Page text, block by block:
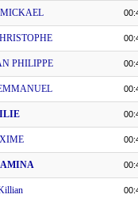
PHILIPPE